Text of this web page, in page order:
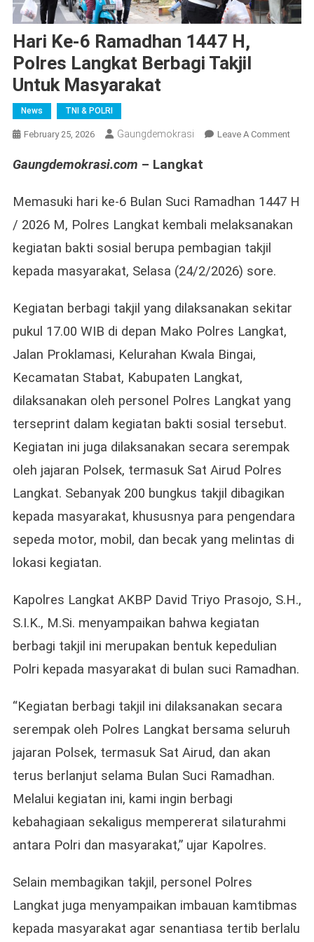
Hari Ke-6 Ramadhan 1447 H,
Polres Langkat Berbagi Takjil
Untuk Masyarakat
News TNI & POLRI
February 25, 2026 Gaungdemokrasi Leave A CommentOn
H,
Untuk
Gaungdemokrasi.com – Langkat
Memasuki hari ke-6 Bulan Suci Ramadhan 1447 H
/ 2026 M, Polres Langkat kembali melaksanakan
kegiatan bakti sosial berupa pembagian takjil
kepada masyarakat, Selasa (24/2/2026) sore.
Kegiatan berbagi takjil yang dilaksanakan sekitar
pukul 17.00 WIB di depan Mako Polres Langkat,
Jalan Proklamasi, Kelurahan Kwala Bingai,
Kecamatan Stabat, Kabupaten Langkat,
dilaksanakan oleh personel Polres Langkat yang
terseprint dalam kegiatan bakti sosial tersebut.
Kegiatan ini juga dilaksanakan secara serempak
oleh jajaran Polsek, termasuk Sat Airud Polres
Langkat. Sebanyak 200 bungkus takjil dibagikan
kepada masyarakat, khususnya para pengendara
sepeda motor, mobil, dan becak yang melintas di
lokasi kegiatan.
Kapolres Langkat AKBP David Triyo Prasojo, S.H.,
S.I.K., M.Si. menyampaikan bahwa kegiatan
berbagi takjil ini merupakan bentuk kepedulian
Polri kepada masyarakat di bulan suci Ramadhan.
“Kegiatan berbagi takjil ini dilaksanakan secara
serempak oleh Polres Langkat bersama seluruh
jajaran Polsek, termasuk Sat Airud, dan akan
terus berlanjut selama Bulan Suci Ramadhan.
Melalui kegiatan ini, kami ingin berbagi
kebahagiaan sekaligus mempererat silaturahmi
antara Polri dan masyarakat,” ujar Kapolres.
Selain membagikan takjil, personel Polres
Langkat juga menyampaikan imbauan kamtibmas
kepada masyarakat agar senantiasa tertib berlalu